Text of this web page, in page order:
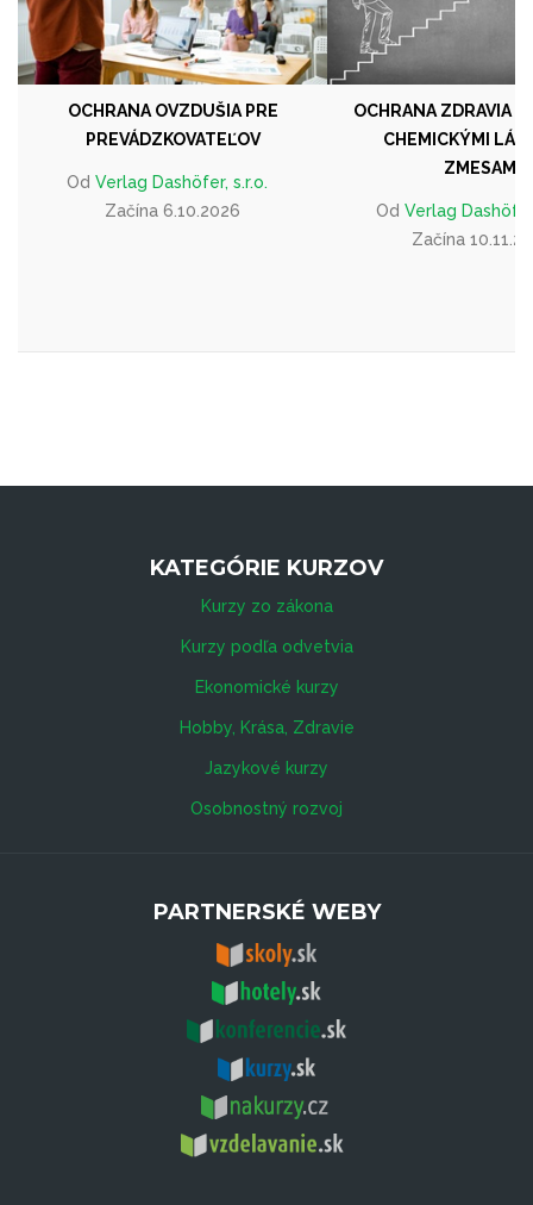
OCHRANA OVZDUŠIA PRE
PREVÁDZKOVATEĽOV
Od Verlag Dashöfer, s.r.o.
Začína 6.10.2026
OCHRANA ZDRAVIA
CHEMICKÝMI
ZMESAMI
Od Verlag
Začína
KATEGÓRIE KURZOV
Kurzy zo zákona
Kurzy podľa odvetvia
Ekonomické kurzy
Hobby, Krása, Zdravie
Jazykové kurzy
Osobnostný rozvoj
PARTNERSKÉ WEBY